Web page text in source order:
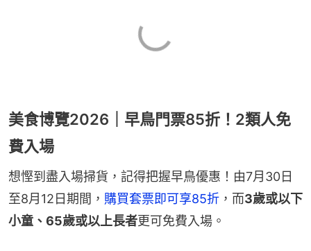
美食博覽2026｜早鳥門票85折！2類人免
費入場
想慳到盡入場掃貨，記得把握早鳥優惠！由7月30日
至8月12日期間， 購買套票即可享85折 ，而3歲或以下
小童、65歲或以上長者更可免費入場。